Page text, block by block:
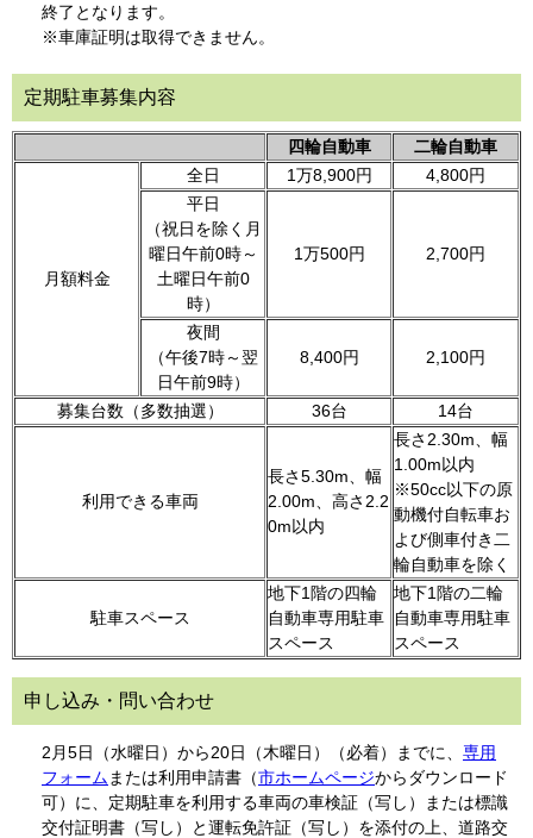
終了となります。
※車庫証明は取得できません。
定期駐車募集内容
四輪自動車 二輪自動車
月額料金
全日 1万8,900円
4,800円
平日
（祝日を除く月
曜日午前0時～
土曜日午前0
時）
1万500円 2,700円
夜間
（午後7時～翌
日午前9時）
8,400円 2,100円
募集台数（多数抽選） 36台 14台
利用できる車両
長さ5.30m、幅
2.00m、高さ2.2
0m以内
長さ2.30m、幅
1.00m以内
※50cc以下の原
動機付自転車お
よび側車付き二
輪自動車を除く
駐車スペース
地下1階の四輪
自動車専用駐車
スペース
地下1階の二輪
自動車専用駐車
スペース
申し込み・問い合わせ
2月5日（水曜日）から20日（木曜日）（必着）までに、 専用
フォーム または利用申請書（市ホームページからダウンロード
可）に、定期駐車を利用する車両の車検証（写し）または標識
交付証明書（写し）と運転免許証（写し）を添付の上、道路交